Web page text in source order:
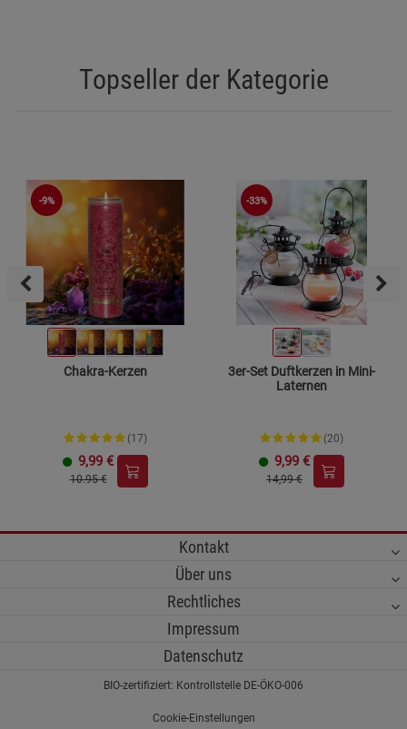
Topseller der Kategorie
-9%
Chakra-Kerzen
(17)
9,99 €
10.95 €
-33%
3er-Set Duftkerzen in Mini-
Laternen
(20)
9,99 €
14,99 €
Kontakt
Über uns
Rechtliches
Impressum
Datenschutz
BIO-zertifiziert: Kontrollstelle DE-ÖKO-006
Cookie-Einstellungen